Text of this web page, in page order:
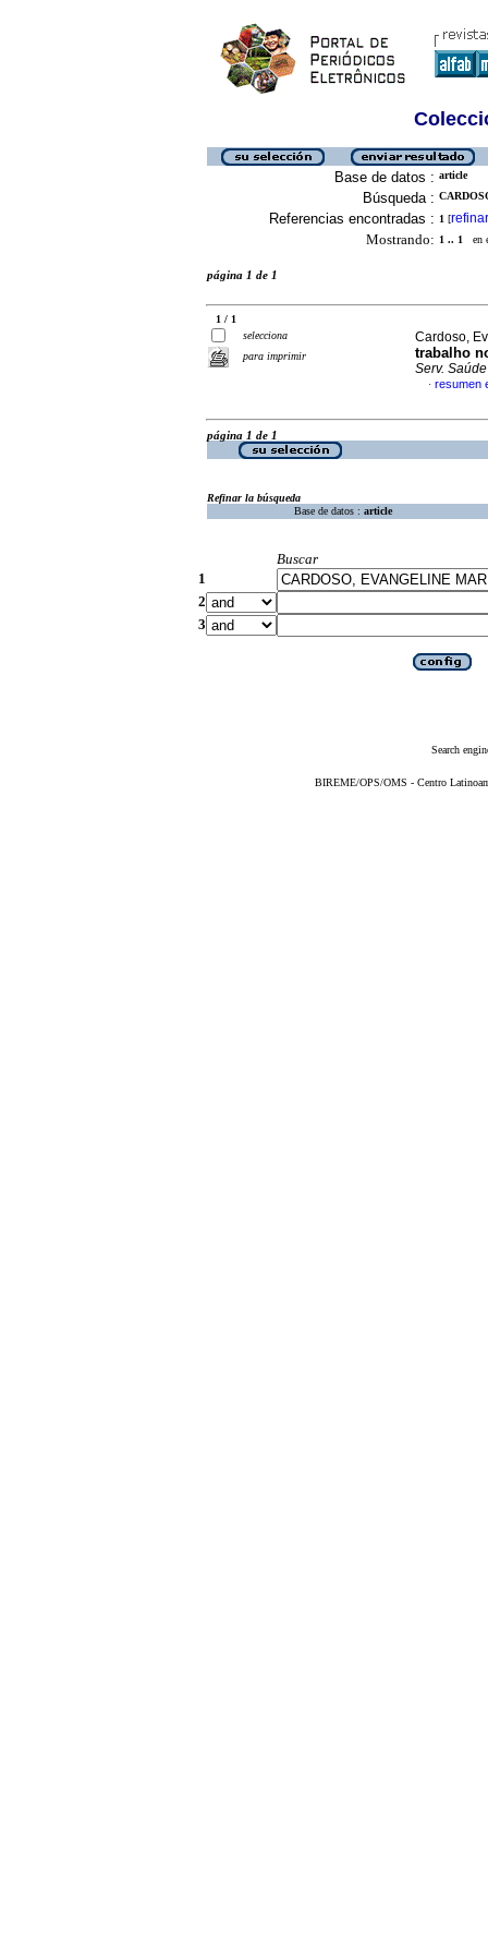
Base de datos : article
Búsqueda :
Referencias encontradas : 1 [refinar
Mostrando: 1 .. 1 en
página 1 de 1
1 / 1
selecciona
para imprimir
Cardoso,
trabalho
Serv. Saúde
· resumen
página 1 de 1
Refinar la búsqueda
Base de datos : article
Buscar
1
2
3
Search
BIREME/OPS/OMS - Centro